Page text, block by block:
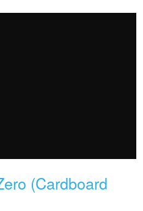
(Cardboard